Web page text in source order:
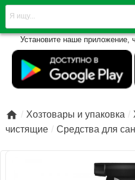
Установите наше приложение,
 Хозтовары и упаковка
чистящие
Средства для